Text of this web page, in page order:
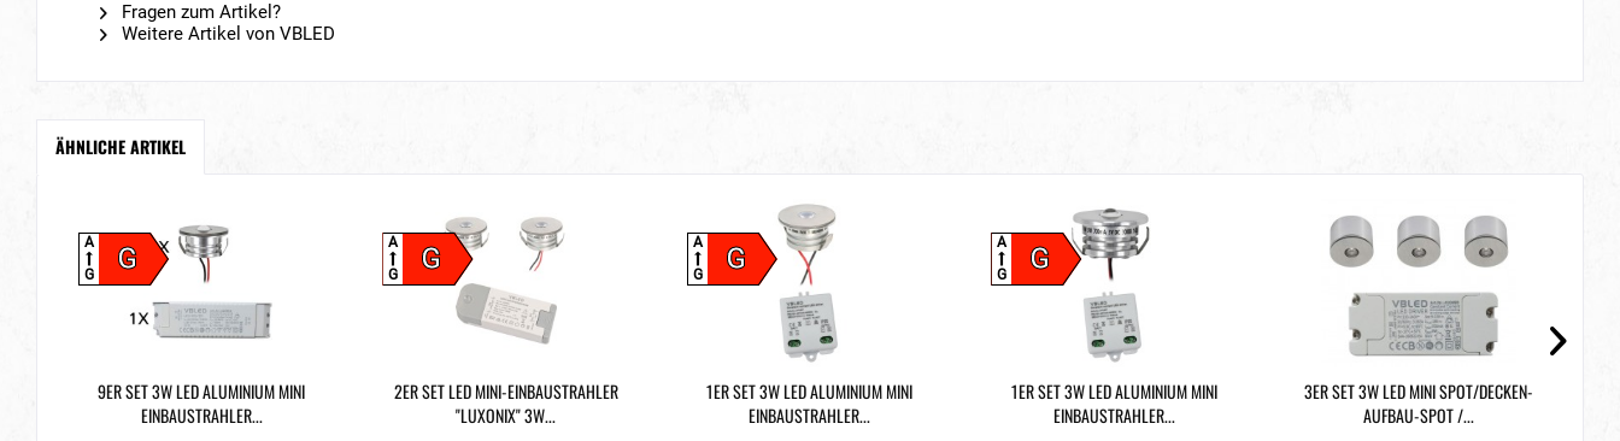
Fragen zum Artikel?
Weitere Artikel von VBLED
ÄHNLICHE ARTIKEL
G
A
G
9ER SET 3W LED ALUMINIUM MINI
EINBAUSTRAHLER...
G
A
G
2ER SET LED MINI-EINBAUSTRAHLER
"LUXONIX" 3W...
G
A
G
1ER SET 3W LED ALUMINIUM MINI
EINBAUSTRAHLER...
G
A
G
1ER SET 3W LED ALUMINIUM MINI
EINBAUSTRAHLER...
3ER SET 3W LED MINI SPOT/DECKEN-
AUFBAU-SPOT /...